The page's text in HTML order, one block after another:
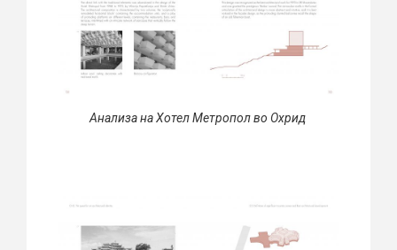
Анализа на Хотел Метропол во Охрид